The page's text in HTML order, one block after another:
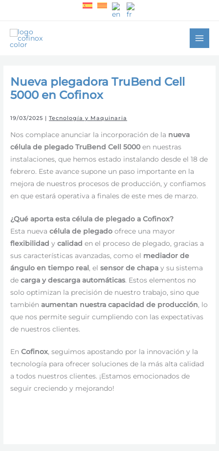
contenido
Nueva plegadora TruBend Cell
5000 en Cofinox
19/03/2025 |Tecnología y Maquinaria
Nos complace anunciar la incorporación de la nueva
célula de plegado TruBend Cell 5000en nuestras
instalaciones, que hemos estado instalando desde el 18 de
febrero. Este avance supone un paso importante en la
mejora de nuestros procesos de producción, y confiamos
en que estará operativa a finales de este mes de marzo.
¿Qué aporta estacélula de plegado a Cofinox?
Esta nuevacélula de plegado ofrece una mayor
flexibilidad ycalidad en el proceso de plegado, gracias a
sus características avanzadas, como el mediador de
ángulo en tiempo real, elsensor de chapa y su sistema
decarga y descarga automáticas. Estos elementos no
solo optimizan la precisión de nuestro trabajo, sino que
tambiénaumentan nuestra capacidad de producción, lo
que nos permite seguir cumpliendo con las expectativas
de nuestros clientes.
EnCofinox, seguimos apostando por la innovación y la
tecnología para ofrecer soluciones de la más alta calidad
a todos nuestros clientes. ¡Estamos emocionados de
seguir creciendo y mejorando!